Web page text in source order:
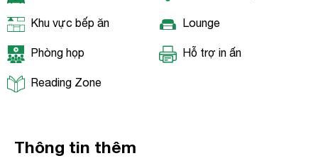
Khu vực bếp ăn Lounge
Phòng họp Hỗ trợ in ấn
Reading Zone
Thông tin thêm